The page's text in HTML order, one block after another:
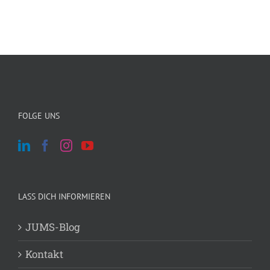
FOLGE UNS
LASS DICH INFORMIEREN
JUMS-Blog
Kontakt